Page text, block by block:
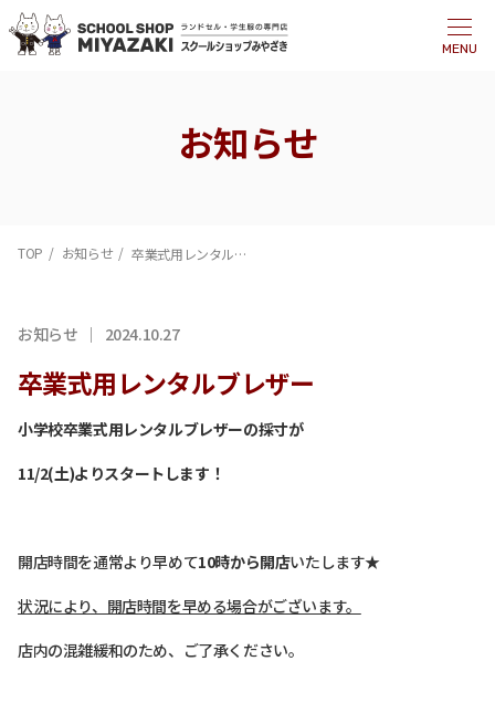
MENU
お知らせ
TOP お知らせ 卒業式用レンタルブレザー
お知らせ 2024.10.27
卒業式用レンタルブレザー
小学校卒業式用レンタルブレザーの採寸が
11/2(土)よりスタートします！
開店時間を通常より早めて10時から開店いたします★
状況により、開店時間を早める場合がございます。
店内の混雑緩和のため、ご了承ください。